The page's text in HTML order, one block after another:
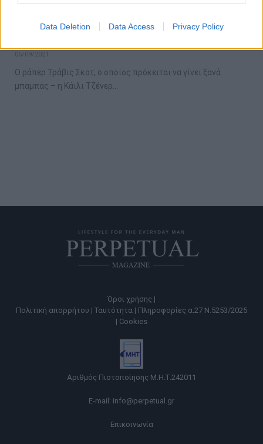
Data Deletion Data Access Privacy Policy
Δείτε το σπίτι του 19ου αιώνα που
νοικιάζει ο σύντροφος της Κάιλι Τζένερ
06/09/2021
O ράπερ Τράβις Σκοτ, ο οποίος πρόκειται να γίνει ξανά
μπαμπάς – η Κάιλι Τζένερ…
Όροι χρήσης |
Πολιτική απορρήτου | Ταυτότητα | Πληροφορίες α.27 Ν.5253/2025
| Cookies
Αριθμός Πιστοποίησης Μ.Η.Τ.242011
E-mail: info@perpetual.gr
Επικοινωνία